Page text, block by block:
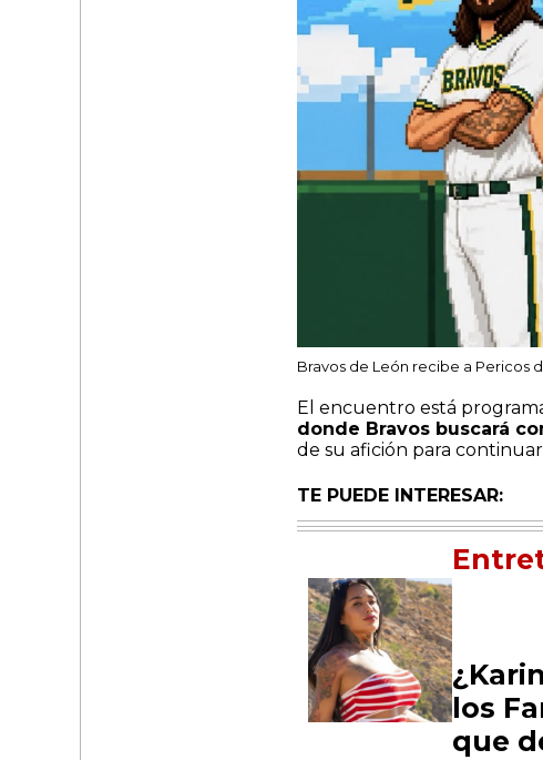
Bravos de León recibe a Pericos
El encuentro está
donde Bravos buscará
de su afición para
TE PUEDE INTERESAR:
los
que